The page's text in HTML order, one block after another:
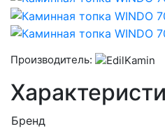
Производитель:
Бренд